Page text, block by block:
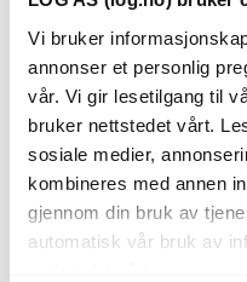
Vi bruker
annonser et personlig
vår. Vi gir lesetilgang til
bruker nettstedet vårt.
sosiale medier,
kombineres med annen
gjennom din bruk av
automatisk vår bruk av
Astrix
Redstar
Juno
Berber
Blå Kongo